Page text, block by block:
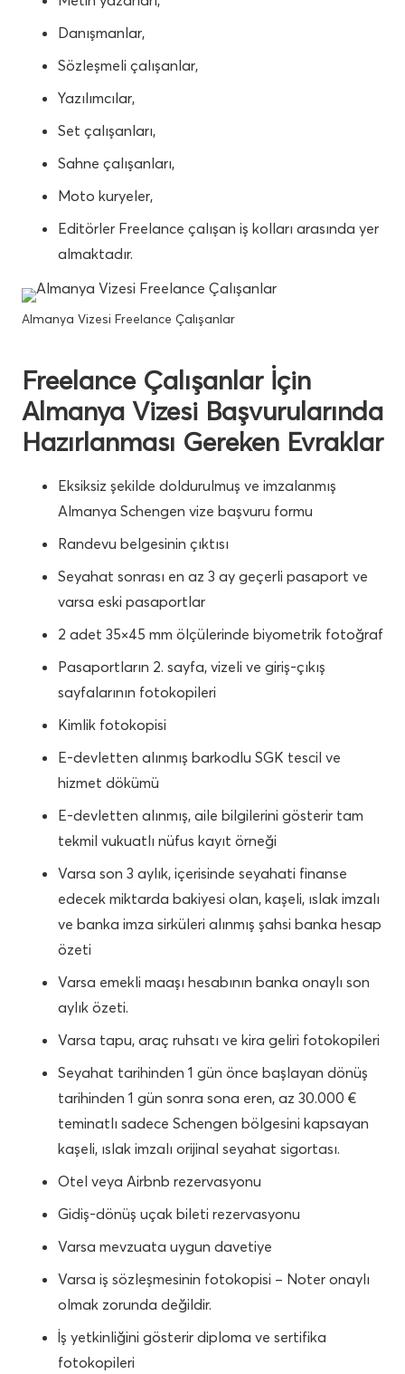
Danışmanlar,
Sözleşmeli çalışanlar,
Yazılımcılar,
Set çalışanları,
Sahne çalışanları,
Moto kuryeler,
Editörler Freelance çalışan iş kolları arasında yer
almaktadır.
Almanya Vizesi Freelance Çalışanlar
Freelance Çalışanlar İçin
Almanya Vizesi Başvurularında
Hazırlanması Gereken Evraklar
Eksiksiz şekilde doldurulmuş ve imzalanmış
Almanya Schengen vize başvuru formu
Randevu belgesinin çıktısı
Seyahat sonrası en az 3 ay geçerli pasaport ve
varsa eski pasaportlar
2 adet 35×45 mm ölçülerinde biyometrik fotoğraf
Pasaportların 2. sayfa, vizeli ve giriş-çıkış
sayfalarının fotokopileri
Kimlik fotokopisi
E-devletten alınmış barkodlu SGK tescil ve
hizmet dökümü
E-devletten alınmış, aile bilgilerini gösterir tam
tekmil vukuatlı nüfus kayıt örneği
Varsa son 3 aylık, içerisinde seyahati finanse
edecek miktarda bakiyesi olan, kaşeli, ıslak imzalı
ve banka imza sirküleri alınmış şahsi banka hesap
özeti
Varsa emekli maaşı hesabının banka onaylı son
aylık özeti.
Varsa tapu, araç ruhsatı ve kira geliri fotokopileri
Seyahat tarihinden 1 gün önce başlayan dönüş
tarihinden 1 gün sonra sona eren, az 30.000 €
teminatlı sadece Schengen bölgesini kapsayan
kaşeli, ıslak imzalı orijinal seyahat sigortası.
Otel veya Airbnb rezervasyonu
Gidiş-dönüş uçak bileti rezervasyonu
Varsa mevzuata uygun davetiye
Varsa iş sözleşmesinin fotokopisi – Noter onaylı
olmak zorunda değildir.
İş yetkinliğini gösterir diploma ve sertifika
fotokopileri